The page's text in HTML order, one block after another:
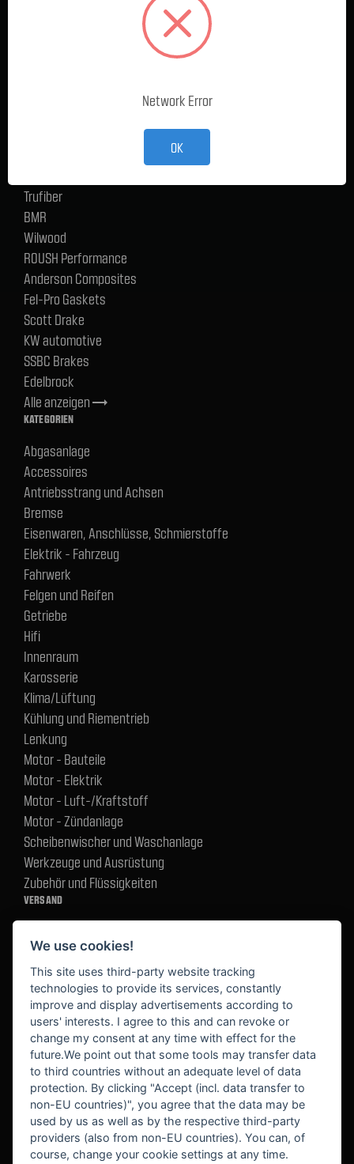
Versand und Zahlungsbedingungen
Ford Performance Racing Parts
Trufiber
BMR
Wilwood
ROUSH Performance
Anderson Composites
Fel-Pro Gaskets
Scott Drake
KW automotive
SSBC Brakes
Edelbrock
Alle anzeigentrending_flat
KATEGORIEN
Abgasanlage
Accessoires
Antriebsstrang und Achsen
Bremse
Eisenwaren, Anschlüsse, Schmierstoffe
Elektrik - Fahrzeug
Fahrwerk
Felgen und Reifen
Getriebe
Hifi
Innenraum
Karosserie
Klima/Lüftung
Kühlung und Riementrieb
Lenkung
Motor - Bauteile
Motor - Elektrik
Motor - Luft-/Kraftstoff
Motor - Zündanlage
Scheibenwischer und Waschanlage
Werkzeuge und Ausrüstung
Zubehör und Flüssigkeiten
VERSAND
BEKANNT AUS
Network Error
OK
We use cookies!
This site uses third-party website tracking
technologies to provide its services, constantly
improve and display advertisements according to
users' interests. I agree to this and can revoke or
change my consent at any time with effect for the
future.We point out that some tools may transfer data
to third countries without an adequate level of data
protection. By clicking "Accept (incl. data transfer to
non-EU countries)", you agree that the data may be
used by us as well as by the respective third-party
providers (also from non-EU countries). You can, of
course, change your cookie settings at any time.